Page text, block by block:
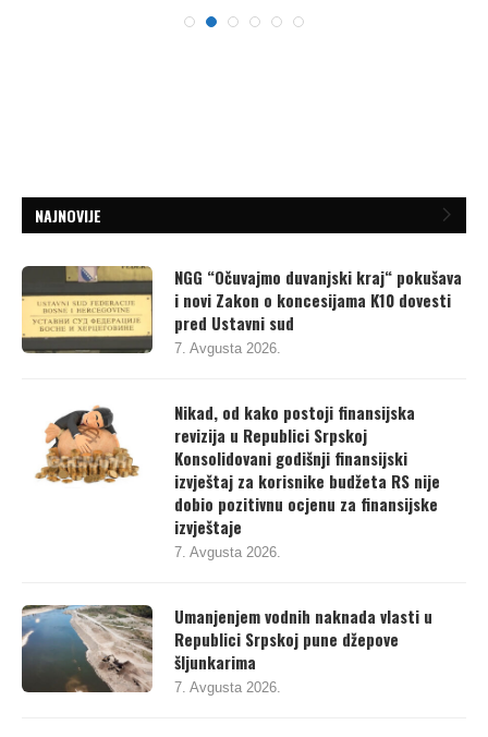
NAJNOVIJE
NGG “Očuvajmo duvanjski kraj“ pokušava
i novi Zakon o koncesijama K10 dovesti
pred Ustavni sud
7. Avgusta 2026.
Nikad, od kako postoji finansijska
revizija u Republici Srpskoj
Konsolidovani godišnji finansijski
izvještaj za korisnike budžeta RS nije
dobio pozitivnu ocjenu za finansijske
izvještaje
7. Avgusta 2026.
Umanjenjem vodnih naknada vlasti u
Republici Srpskoj pune džepove
šljunkarima
7. Avgusta 2026.